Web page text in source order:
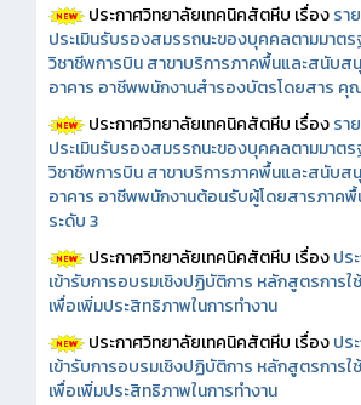
ประกาศวิทยาลัยเทคนิคสัตหีบ เรื่องรา
ประเมินรับรองสมรรถนะของบุคคลตามมาต
วิชาชีพการบิน สาขาบริการภาคพื้นและสนับส
อาคาร อาชีพพนักงานสำรองบัตรโดยสาร
ประกาศวิทยาลัยเทคนิคสัตหีบ เรื่องรา
ประเมินรับรองสมรรถนะของบุคคลตามมาต
วิชาชีพการบิน สาขาบริการภาคพื้นและสนับส
อาคาร อาชีพพนักงานต้อนรับผู้โดยสารภาค
ระดับ 3
ประกาศวิทยาลัยเทคนิคสัตหีบ เรื่องปร
เข้ารับการอบรมเชิงปฏิบัติการ หลักสูตรการ
เพื่อเพิ่มประสิทธิภาพในการทำงาน
ประกาศวิทยาลัยเทคนิคสัตหีบ เรื่องปร
เข้ารับการอบรมเชิงปฏิบัติการ หลักสูตรการ
เพื่อเพิ่มประสิทธิภาพในการทำงาน